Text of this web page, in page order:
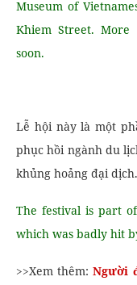
Museum of
Khiem Street.
soon.
Lễ hội này là một
phục hồi ngành du
khủng hoảng đại dịch.
The festival is part
which was badly hit
>>Xem thêm:Người